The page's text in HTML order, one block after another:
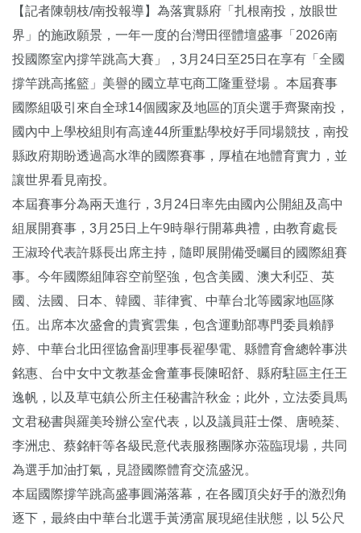
【記者陳朝枝/南投報導】為落實縣府「扎根南投，放眼世
界」的施政願景，一年一度的台灣田徑體壇盛事「2026南
投國際室內撐竿跳高大賽」，3月24日至25日在享有「全國
撐竿跳高搖籃」美譽的國立草屯商工隆重登場 。本屆賽事
國際組吸引來自全球14個國家及地區的頂尖選手齊聚南投，
國內中上學校組則有高達44所重點學校好手同場競技，南投
縣政府期盼透過高水準的國際賽事，厚植在地體育實力，並
讓世界看見南投。
本屆賽事分為兩天進行，3月24日率先由國內公開組及高中
組展開賽事，3月25日上午9時舉行開幕典禮，由教育處長
王淑玲代表許縣長出席主持，隨即展開備受矚目的國際組賽
事。今年國際組陣容空前堅強，包含美國、澳大利亞、英
國、法國、日本、韓國、菲律賓、中華台北等國家地區隊
伍。出席本次盛會的貴賓雲集，包含運動部專門委員賴靜
婷、中華台北田徑協會副理事長翟學電、縣體育會總幹事洪
銘惠、台中女中文教基金會董事長陳昭舒、縣府駐區主任王
逸帆，以及草屯鎮公所主任秘書許秋金；此外，立法委員馬
文君秘書與羅美玲辦公室代表，以及議員莊士傑、唐曉棻、
李洲忠、蔡銘軒等各級民意代表服務團隊亦蒞臨現場，共同
為選手加油打氣，見證國際體育交流盛況。
本屆國際撐竿跳高盛事圓滿落幕，在各國頂尖好手的激烈角
逐下，最終由中華台北選手黃湧富展現絕佳狀態，以 5公尺